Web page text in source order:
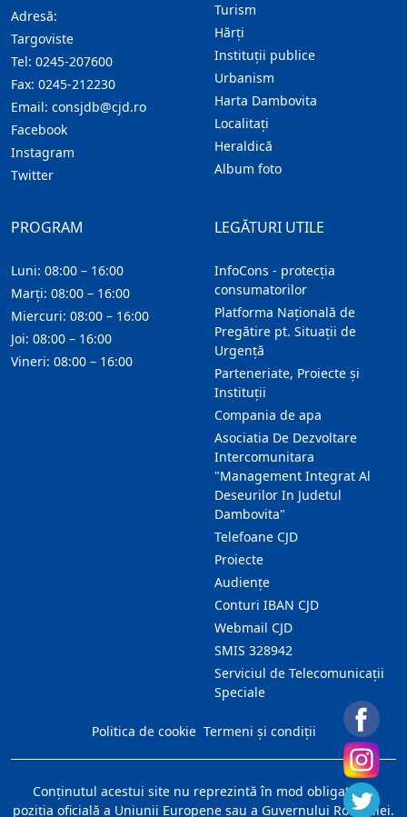
Adresă:
Targoviste
Tel: 0245-207600
Fax: 0245-212230
Email: consjdb@cjd.ro
Facebook
Instagram
Twitter
Turism
Hărţi
Instituţii publice
Urbanism
Harta Dambovita
Localitaţi
Heraldică
Album foto
LEGĂTURI UTILE
InfoCons - protecția
consumatorilor
Platforma Națională de
Pregătire pt. Situații de
Urgență
Parteneriate, Proiecte și
Instituții
Compania de apa
Asociatia De Dezvoltare
Intercomunitara
"Management Integrat Al
Deseurilor In Judetul
Dambovita"
Telefoane CJD
Proiecte
Audienţe
Conturi IBAN CJD
Webmail CJD
SMIS 328942
Serviciul de Telecomunicații
Speciale
PROGRAM
Luni: 08:00 – 16:00
Marți: 08:00 – 16:00
Miercuri: 08:00 – 16:00
Joi: 08:00 – 16:00
Vineri: 08:00 – 16:00
Politica de cookie Termeni și condiții
Conţinutul acestui site nu reprezintă în mod obligatoriu
poziţia oficială a Uniunii Europene sau a Guvernului României.